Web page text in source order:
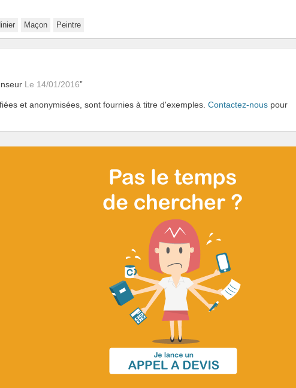
Maçon Peintre
Le 14/01/2016
et anonymisées, sont fournies à titre d'exemples. Contactez-nous pour